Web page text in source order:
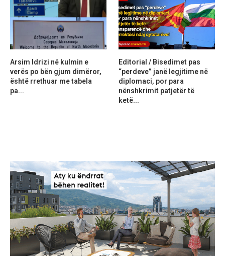
Arsim Idrizi në kulmin e
verës po bën gjum dimëror,
është rrethuar me tabela
pa...
Editorial / Bisedimet pas
“perdeve” janë legjitime në
diplomaci, por para
nënshkrimit patjetër të
ketë...